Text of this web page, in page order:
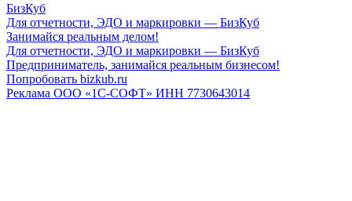
БизКуб
Для отчетности, ЭДО и маркировки — БизКуб
Занимайся реальным делом!
Для отчетности, ЭДО и маркировки — БизКуб
Предприниматель, занимайся реальным бизнесом!
Попробовать bizkub.ru
Реклама ООО «1С-СОФТ» ИНН 7730643014